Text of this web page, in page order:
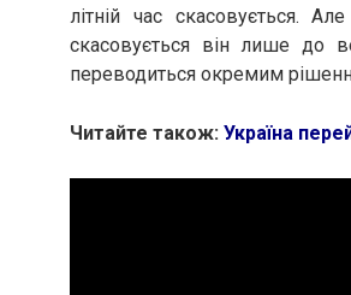
літній час скасовується.
скасовується він лише до
переводиться окремим
Читайте також: Україна